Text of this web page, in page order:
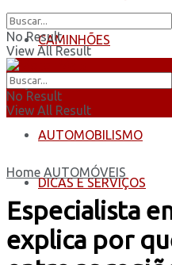
CAMINHÕES
ÔNIBUS
AUTOMOBILISMO
DICAS E SERVIÇOS
No Result
View All Result
No Result
View All Result
Home AUTOMÓVEIS
Especialista
explica por